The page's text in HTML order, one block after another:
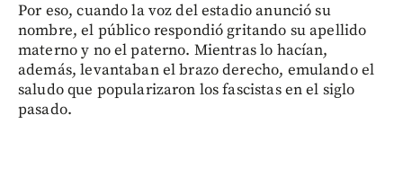
Por eso, cuando la voz del estadio anunció su
nombre, el público respondió gritando su apellido
materno y no el paterno. Mientras lo hacían,
además, levantaban el brazo derecho, emulando el
saludo que popularizaron los fascistas en el siglo
pasado.